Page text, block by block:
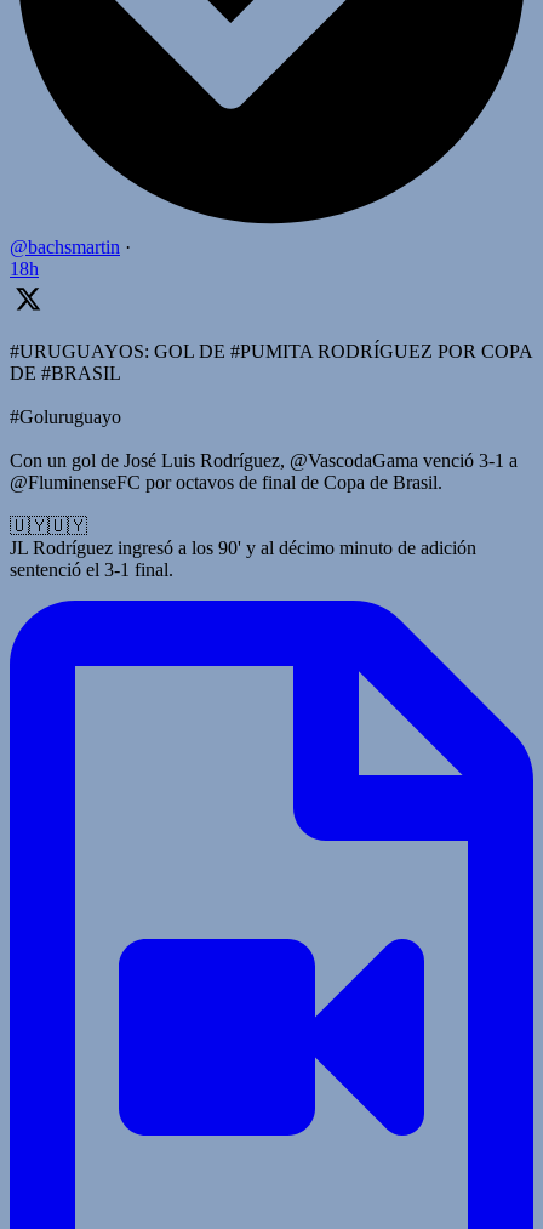
@bachsmartin ·
18h
#URUGUAYOS: GOL DE #PUMITA RODRÍGUEZ POR COPA
DE #BRASIL
#Goluruguayo
Con un gol de José Luis Rodríguez, @VascodaGama venció 3-1 a
@FluminenseFC por octavos de final de Copa de Brasil.
🇺🇾🇺🇾
JL Rodríguez ingresó a los 90' y al décimo minuto de adición
sentenció el 3-1 final.